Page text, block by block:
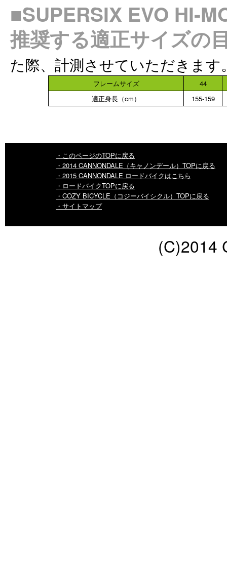
■SUPERSIX EVO HI-
推奨する適正サイズの
た際、計測させていただきます
フレームサイズ
44
適正身長（cm）
155-159
・このページのTOPに戻る
・2014 CANNONDALE（キャノンデール）TOPに戻る
・2015 CANNONDALE ロードバイクはこちら
・ロードバイクTOPに戻る
・COZY BICYCLE（コジーバイシクル）TOPに戻る
・サイトマップ
(C)2014